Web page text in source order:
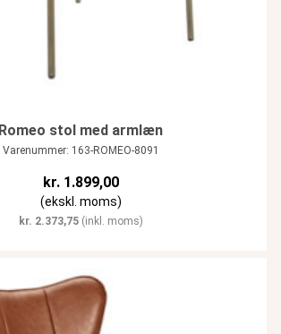
Romeo stol med armlæn
Varenummer: 163-ROMEO-8091
kr.1.899,00
(ekskl. moms)
kr. 2.373,75(inkl. moms)